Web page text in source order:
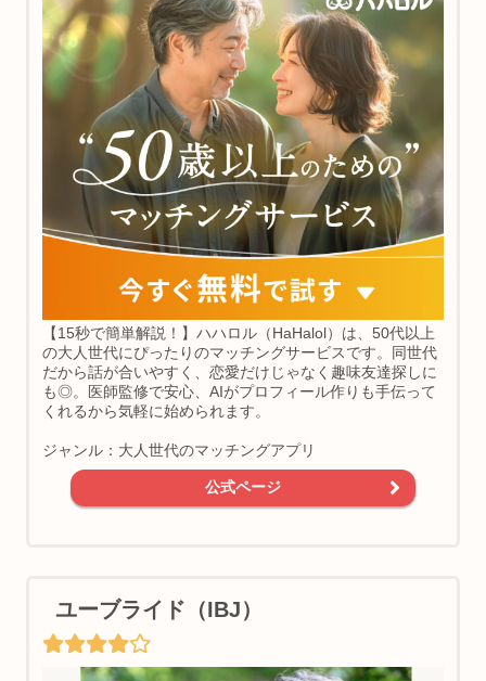
【15秒で簡単解説！】ハハロル（HaHalol）は、50代以上
の大人世代にぴったりのマッチングサービスです。同世代
だから話が合いやすく、恋愛だけじゃなく趣味友達探しに
も◎。医師監修で安心、AIがプロフィール作りも手伝って
くれるから気軽に始められます。
ジャンル：大人世代のマッチングアプリ
公式ページ
ユーブライド（IBJ）